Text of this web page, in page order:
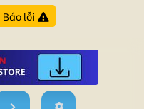
Báo lỗi